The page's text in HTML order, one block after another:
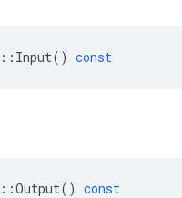
:: Input() const
::Output() const